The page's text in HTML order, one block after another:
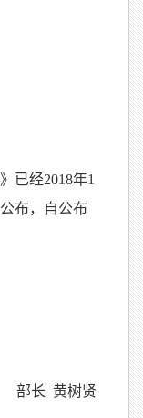
已经2018年1
布，自公布
树贤